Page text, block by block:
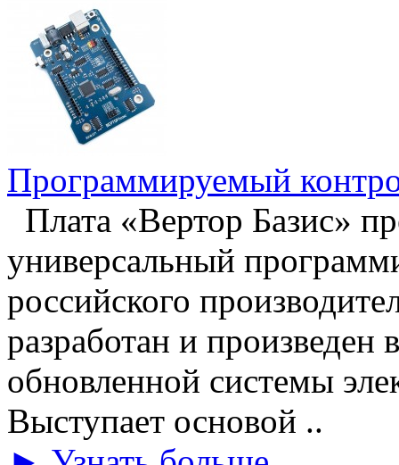
Программируемый
Плата «Вертор Базис»
универсальный
российского
разработан и произведен
обновленной системы
Выступает основой ..